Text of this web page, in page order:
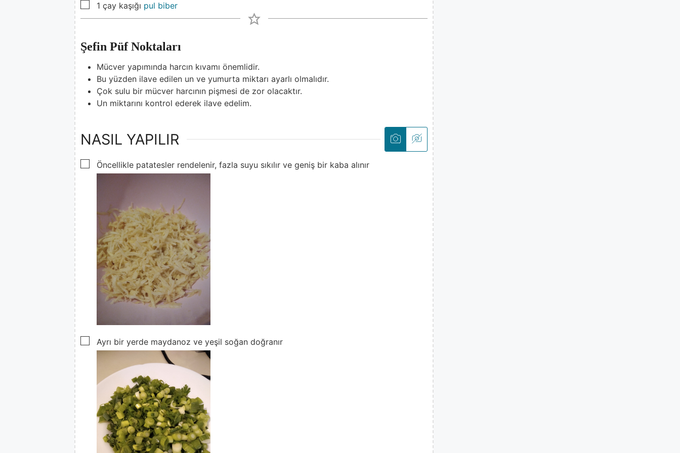
▢
1 çay kaşığı pul biber
Şefin Püf Noktaları
Mücver yapımında harcın kıvamı önemlidir.
Bu yüzden ilave edilen un ve yumurta miktarı ayarlı olmalıdır.
Çok sulu bir mücver harcının pişmesi de zor olacaktır.
Un miktarını kontrol ederek ilave edelim.
NASIL YAPILIR
▢
Öncellikle patatesler rendelenir, fazla suyu sıkılır ve geniş bir kaba alınır
▢
Ayrı bir yerde maydanoz ve yeşil soğan doğranır